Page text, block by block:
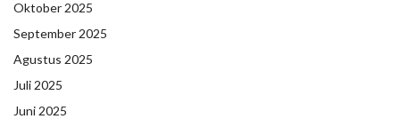
Oktober 2025
September 2025
Agustus 2025
Juli 2025
Juni 2025